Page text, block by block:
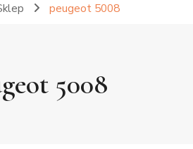
peugeot 5008
5008